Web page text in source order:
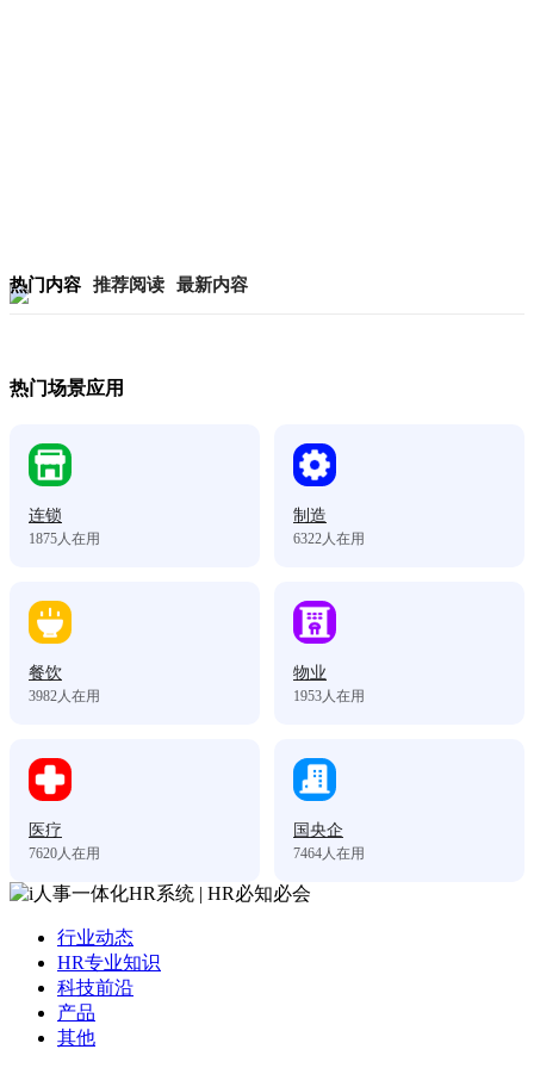
热门内容 推荐阅读 最新内容
热门场景应用
连锁
1875人在用
制造
6322人在用
餐饮
3982人在用
物业
1953人在用
医疗
7620人在用
国央企
7464人在用
行业动态
HR专业知识
科技前沿
产品
其他